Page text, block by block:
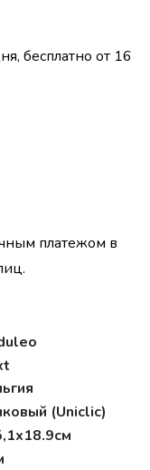
бесплатно от 16
платежом в
(Uniclic)